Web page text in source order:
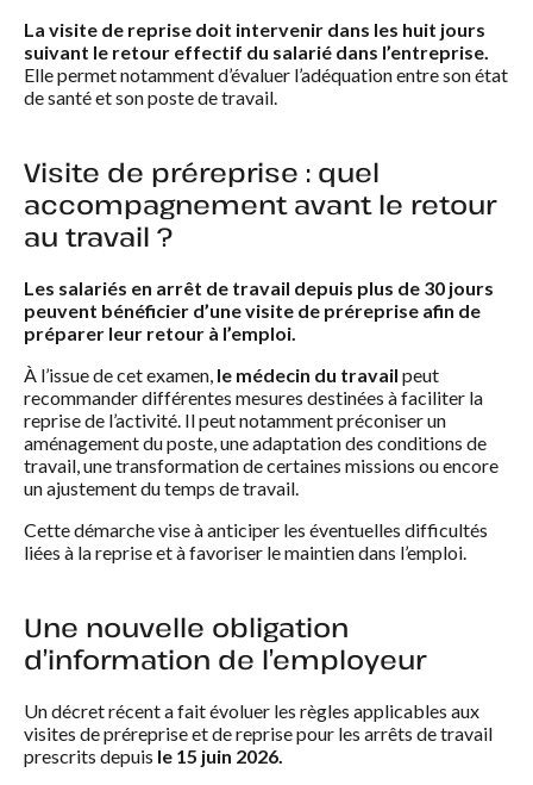
La visite de reprise doit intervenir dans les huit jours
suivant le retour effectif du salarié dans l’entreprise.
Elle permet notamment d’évaluer l’adéquation entre son état
de santé et son poste de travail.
Visite de préreprise : quel
accompagnement avant le retour
au travail ?
Les salariés en arrêt de travail depuis plus de 30 jours
peuvent bénéficier d’une visite de préreprise afin de
préparer leur retour à l’emploi.
À l’issue de cet examen, le médecin du travail peut
recommander différentes mesures destinées à faciliter la
reprise de l’activité. Il peut notamment préconiser un
aménagement du poste, une adaptation des conditions de
travail, une transformation de certaines missions ou encore
un ajustement du temps de travail.
Cette démarche vise à anticiper les éventuelles difficultés
liées à la reprise et à favoriser le maintien dans l’emploi.
Une nouvelle obligation
d’information de l’employeur
Un décret récent a fait évoluer les règles applicables aux
visites de préreprise et de reprise pour les arrêts de travail
prescrits depuis le 15 juin 2026.